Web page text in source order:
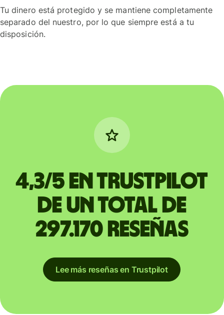
Tu dinero está protegido y se mantiene completamente
separado del nuestro, por lo que siempre está a tu
disposición.
4,3/5 en Trustpilot
de un total de
297.170 reseñas
Lee más reseñas en Trustpilot